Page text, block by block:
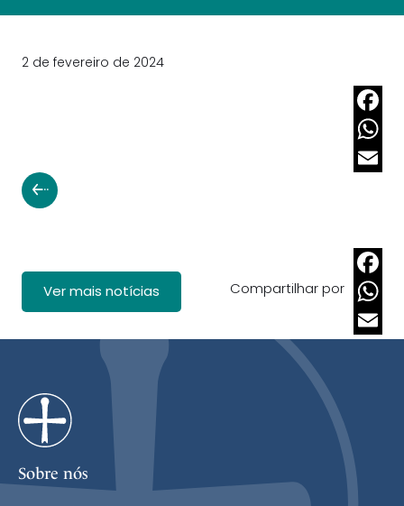
2 de fevereiro de 2024
Ver mais notícias Compartilhar por
Sobre nós